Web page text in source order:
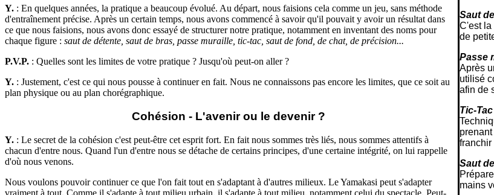
Saut
C'est la
de
Passe
Après
utilisé
afin de
Tic-
franchir
Saut
mains
Y. : En quelques années, la pratique a beaucoup évolué. Au départ, nous faisions cela comme un jeu, sans méthode
d'entraînement précise. Après un certain temps, nous avons commencé à savoir qu'il pouvait y avoir un résultat dans
ce que nous faisions, nous avons donc essayé de structurer notre pratique, notamment en inventant des noms pour
chaque figure : saut de détente, saut de bras, passe muraille, tic-tac, saut de fond, de chat, de précision...
P.V.P. : Quelles sont les limites de votre pratique ? Jusqu'où peut-on aller ?
Y. : Justement, c'est ce qui nous pousse à continuer en fait. Nous ne connaissons pas encore les limites, que ce soit au
plan physique ou au plan chorégraphique.
Cohésion - L'avenir ou le devenir ?
Y. : Le secret de la cohésion c'est peut-être cet esprit fort. En fait nous sommes très liés, nous sommes attentifs à
chacun d'entre nous. Quand l'un d'entre nous se détache de certains principes, d'une certaine intégrité, on lui rappelle
d'où nous venons.
Nous voulons pouvoir continuer ce que l'on fait tout en s'adaptant à d'autres milieux. Le Yamakasi peut s'adapter
vraiment à tout. Comme il s'adapte à tout milieu urbain, il s'adapte à tout milieu, notamment celui du spectacle. Peut-